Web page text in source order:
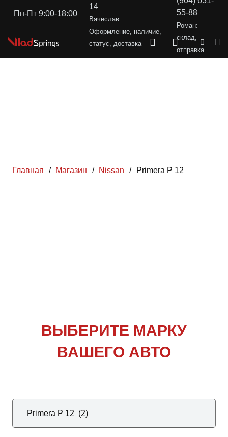
Пн-Пт 9:00-18:00
14
Вячеслав:
Оформление, наличие,
статус, доставка
55-88
Роман:
склад,
отправка
Главная / Магазин / Nissan / Primera P 12
ВЫБЕРИТЕ МАРКУ
ВАШЕГО АВТО